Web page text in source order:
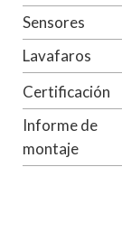
Sensores
Lavafaros
Certificación
Informe de
montaje